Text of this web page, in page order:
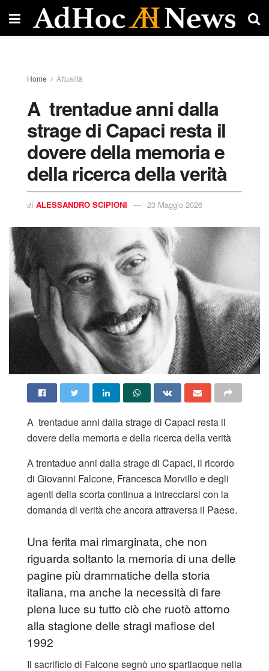
Home Attualità
A trentadue anni dalla
strage di Capaci resta il
dovere della memoria e
della ricerca della verità
di ALESSANDRO SCIPIONI 23 Maggio 2026
A trentadue anni dalla strage di Capaci resta il
dovere della memoria e della ricerca della verità
A trentadue anni dalla strage di Capaci, il ricordo
di Giovanni Falcone, Francesca Morvillo e degli
agenti della scorta continua a intrecciarsi con la
domanda di verità che ancora attraversa il Paese.
Una ferita mai rimarginata, che non
riguarda soltanto la memoria di una delle
pagine più drammatiche della storia
italiana, ma anche la necessità di fare
piena luce su tutto ciò che ruotò attorno
alla stagione delle stragi mafiose del
1992
Il sacrificio di Falcone segnò uno spartiacque nella